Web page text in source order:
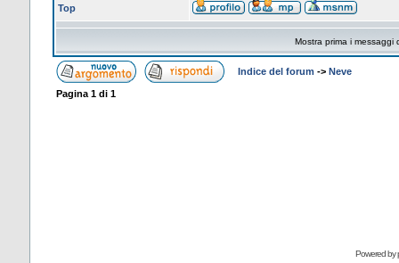
Top
Mostra prima i messaggi
Indice del forum -> Neve
Pagina 1di 1
Powered by